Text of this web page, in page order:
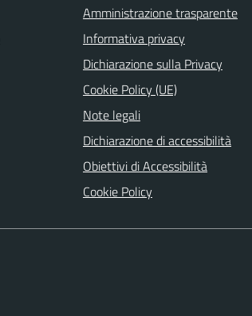
Amministrazione trasparente
Informativa privacy
Dichiarazione sulla Privacy
Cookie Policy (UE)
Note legali
Dichiarazione di accessibilità
Obiettivi di Accessibilità
Cookie Policy